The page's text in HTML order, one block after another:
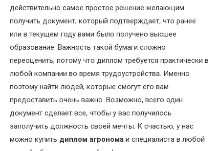
действительно самое простое решение желающим
получить документ, который подтверждает, что ранее
или в текущем году вами было получено высшее
образование. Важность такой бумаги сложно
переоценить, потому что диплом требуется практически в
любой компании во время трудоустройства. Именно
поэтому найти людей, которые смогут его вам
предоставить очень важно. Возможно, всего один
документ сделает все, чтобы у вас получилось
заполучить должность своей мечты. К счастью, у нас
можно купить диплом агронома и специалиста в любой